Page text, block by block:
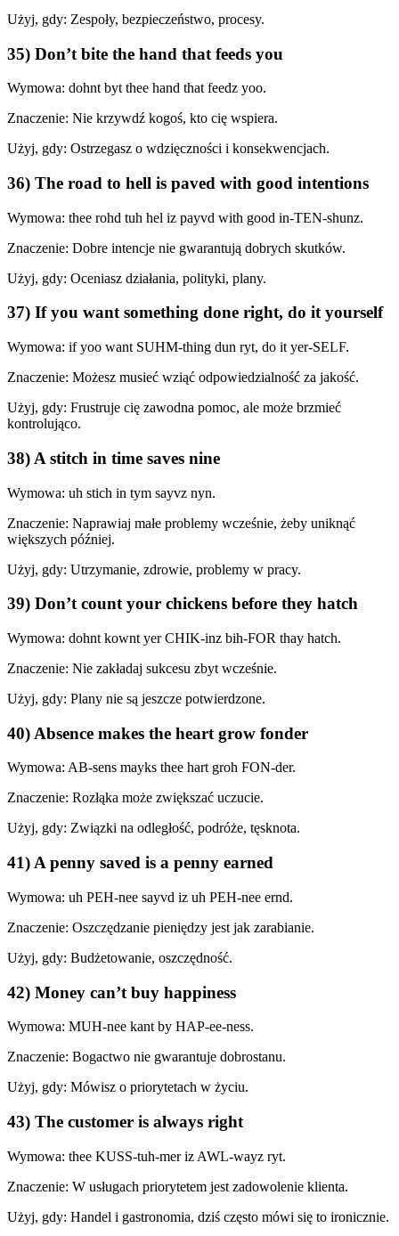
Użyj, gdy: Zespoły, bezpieczeństwo, procesy.
35) Don’t bite the hand that feeds you
Wymowa: dohnt byt thee hand that feedz yoo.
Znaczenie: Nie krzywdź kogoś, kto cię wspiera.
Użyj, gdy: Ostrzegasz o wdzięczności i konsekwencjach.
36) The road to hell is paved with good intentions
Wymowa: thee rohd tuh hel iz payvd with good in-TEN-shunz.
Znaczenie: Dobre intencje nie gwarantują dobrych skutków.
Użyj, gdy: Oceniasz działania, polityki, plany.
37) If you want something done right, do it yourself
Wymowa: if yoo want SUHM-thing dun ryt, do it yer-SELF.
Znaczenie: Możesz musieć wziąć odpowiedzialność za jakość.
Użyj, gdy: Frustruje cię zawodna pomoc, ale może brzmieć
kontrolująco.
38) A stitch in time saves nine
Wymowa: uh stich in tym sayvz nyn.
Znaczenie: Naprawiaj małe problemy wcześnie, żeby uniknąć
większych później.
Użyj, gdy: Utrzymanie, zdrowie, problemy w pracy.
39) Don’t count your chickens before they hatch
Wymowa: dohnt kownt yer CHIK-inz bih-FOR thay hatch.
Znaczenie: Nie zakładaj sukcesu zbyt wcześnie.
Użyj, gdy: Plany nie są jeszcze potwierdzone.
40) Absence makes the heart grow fonder
Wymowa: AB-sens mayks thee hart groh FON-der.
Znaczenie: Rozłąka może zwiększać uczucie.
Użyj, gdy: Związki na odległość, podróże, tęsknota.
41) A penny saved is a penny earned
Wymowa: uh PEH-nee sayvd iz uh PEH-nee ernd.
Znaczenie: Oszczędzanie pieniędzy jest jak zarabianie.
Użyj, gdy: Budżetowanie, oszczędność.
42) Money can’t buy happiness
Wymowa: MUH-nee kant by HAP-ee-ness.
Znaczenie: Bogactwo nie gwarantuje dobrostanu.
Użyj, gdy: Mówisz o priorytetach w życiu.
43) The customer is always right
Wymowa: thee KUSS-tuh-mer iz AWL-wayz ryt.
Znaczenie: W usługach priorytetem jest zadowolenie klienta.
Użyj, gdy: Handel i gastronomia, dziś często mówi się to ironicznie.